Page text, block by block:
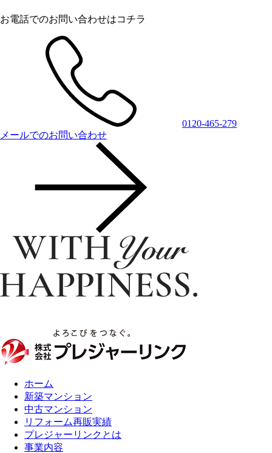
お電話でのお問い合わせはコチラ
0120-465-279
メールでのお問い合わせ
ホーム
新築マンション
中古マンション
リフォーム再販実績
プレジャーリンクとは
事業内容